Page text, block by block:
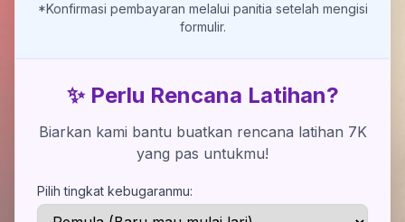
*Konfirmasi pembayaran melalui panitia setelah mengisi
formulir.
✨ Perlu Rencana Latihan?
Biarkan kami bantu buatkan rencana latihan 7K
yang pas untukmu!
Pilih tingkat kebugaranmu: